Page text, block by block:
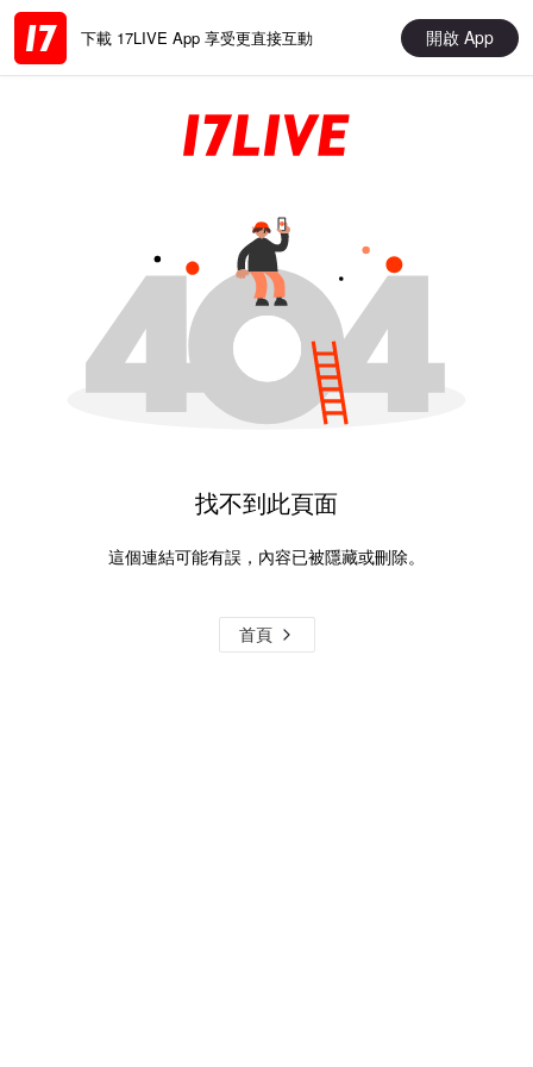
下載 17LIVE App 享受更直接互動 開啟 App
找不到此頁面
這個連結可能有誤，內容已被隱藏或刪除。
首頁